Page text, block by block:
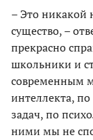
– Это никакой
существо, –
прекрасно
школьники и
современным
интеллекта,
задач, по
ними мы не